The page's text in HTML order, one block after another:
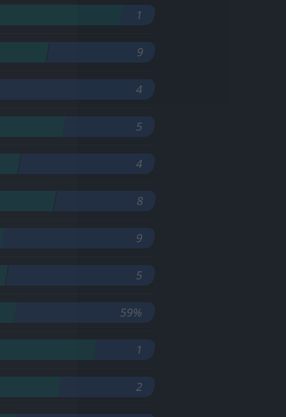
1
9
4
5
4
8
9
5
59%
1
2